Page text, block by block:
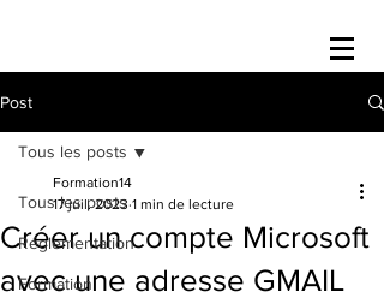
Post
Tous les posts
Réglementation
Formation
Tous les posts
Créer un compte Microsoft
avec une adresse GMAIL
Formation14
17 juil. 2023 1 min de lecture